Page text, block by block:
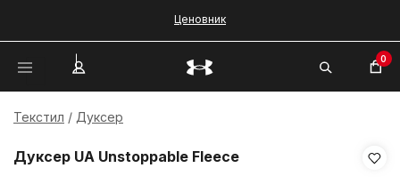
Ценовник
0
Текстил Дуксер
Дуксер UA Unstoppable Fleece